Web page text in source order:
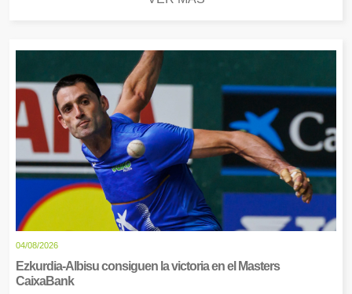
04/08/2026
Ezkurdia-Albisu consiguen la victoria en el Masters
CaixaBank